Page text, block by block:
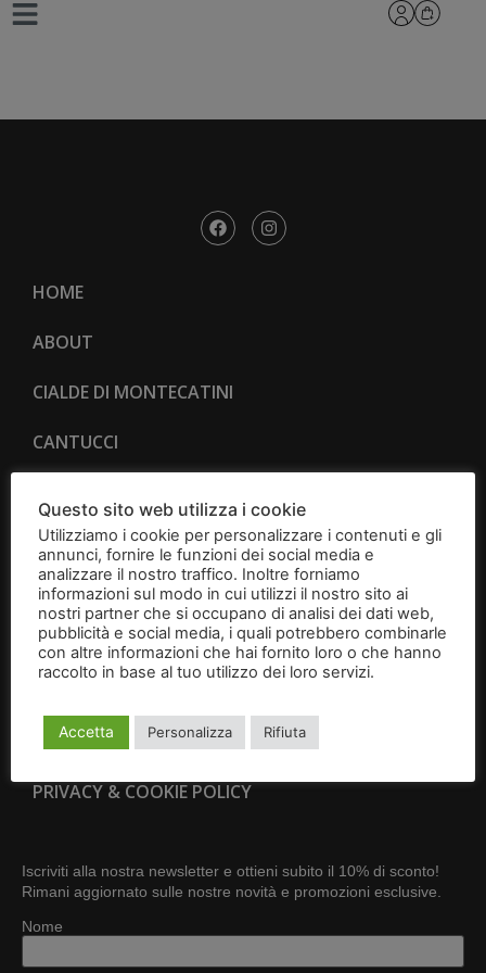
_L8A2048
HOME
ABOUT
CIALDE DI MONTECATINI
CANTUCCI
IDEE REGALO
CONTATTI
CONDIZIONI GENERALI DI VENDITA
DIVENTA RIVENDITORE
PRIVACY & COOKIE POLICY
Iscriviti alla nostra newsletter e ottieni subito il 10% di sconto!
Rimani aggiornato sulle nostre novità e promozioni esclusive.
Nome
Questo sito web utilizza i cookie
Utilizziamo i cookie per personalizzare i contenuti e gli
annunci, fornire le funzioni dei social media e
analizzare il nostro traffico. Inoltre forniamo
informazioni sul modo in cui utilizzi il nostro sito ai
nostri partner che si occupano di analisi dei dati web,
pubblicità e social media, i quali potrebbero combinarle
con altre informazioni che hai fornito loro o che hanno
raccolto in base al tuo utilizzo dei loro servizi.
Accetta Personalizza Rifiuta